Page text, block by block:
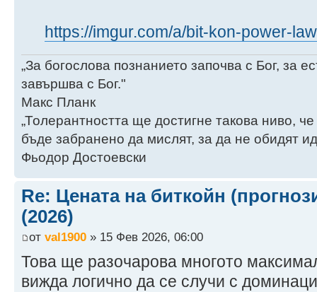
1.4 years -10.8 %
2021 $47,439
1.5 years -10.3 %
2022 $28,192
1.6 years -9.1 %
2023 $28,859
1.7 years -8.4 %
2024 $65,972
2025 $101,656
% 2.0 years -7.5
2026
2.1 years -6.7 %
2027
2.2 years -6.3 %
https://imgur.com/a/bit-kon-power-
„За богослова познанието започва с Бог, за
завършва с Бог."
Макс Планк
„Толерантността ще достигне такова ниво,
бъде забранено да мислят, за да не обидят
Фьодор Достоевски
Re: Цената на биткойн
(2026)
от val1900 » 15 Фев 2026, 06:00
Това ще разочарова многото
вижда логично да се случи с